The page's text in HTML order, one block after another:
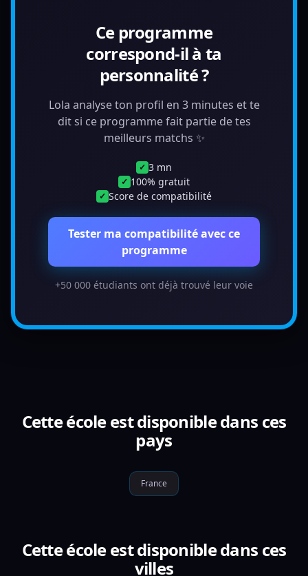
Ce programme
correspond-il à ta
personnalité ?
Lola analyse ton profil en 3 minutes et te
dit si ce programme fait partie de tes
meilleurs matchs ✨
✓ 3 mn
✓ 100% gratuit
✓ Score de compatibilité
Tester ma compatibilité avec ce
programme
+50 000 étudiants ont déjà trouvé leur voie
Cette école est disponible dans ces
pays
France
Cette école est disponible dans ces
villes